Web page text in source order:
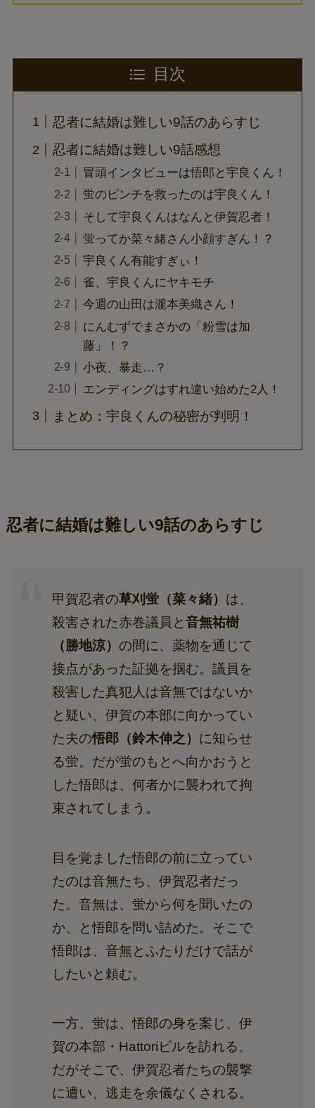
目次
忍者に結婚は難しい9話のあらすじ
忍者に結婚は難しい9話感想
冒頭インタビューは悟郎と宇良くん！
蛍のピンチを救ったのは宇良くん！
そして宇良くんはなんと伊賀忍者！
蛍ってか菜々緒さん小顔すぎん！？
宇良くん有能すぎぃ！
雀、宇良くんにヤキモチ
今週の山田は瀧本美織さん！
にんむずでまさかの「粉雪は加
藤」！？
小夜、暴走…？
エンディングはすれ違い始めた2人！
まとめ：宇良くんの秘密が判明！
忍者に結婚は難しい9話のあらすじ
甲賀忍者の草刈蛍（菜々緒） は、
殺害された赤巻議員と音無祐樹
（勝地涼）の間に、薬物を通じて
接点があった証拠を掴む。議員を
殺害した真犯人は音無ではないか
と疑い、伊賀の本部に向かってい
た夫の悟郎（鈴木伸之） に知らせ
る蛍。だが蛍のもとへ向かおうと
した悟郎は、何者かに襲われて拘
束されてしまう。
目を覚ました悟郎の前に立ってい
たのは音無たち、伊賀忍者だっ
た。音無は、蛍から何を聞いたの
か、と悟郎を問い詰めた。そこで
悟郎は、音無とふたりだけで話が
したいと頼む。
一方、蛍は、悟郎の身を案じ、伊
賀の本部・Hattoriビルを訪れる。
だがそこで、伊賀忍者たちの襲撃
に遭い、逃走を余儀なくされる。